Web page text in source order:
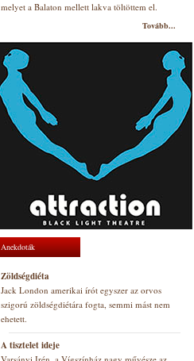
melyet a Balaton mellett lakva töltöttem el.
Tovább...
Anekdoták
Zöldségdiéta
Jack London amerikai írót egyszer az orvos
szigorú zöldségdiétára fogta, semmi mást nem
ehetett.
A tisztelet ideje